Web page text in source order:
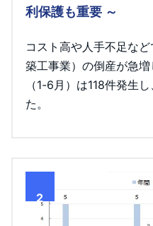
利保護も重要 ～
コスト高や人手不足な
築工事業）の倒産が急
（1-6月）は118件発生
た。
2